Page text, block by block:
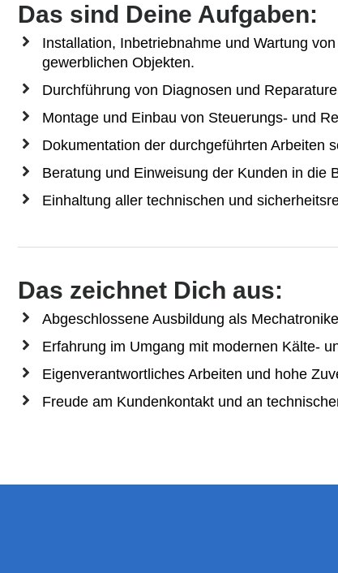
Das sind Deine Aufgaben:
Installation, Inbetriebnahme und Wartung
gewerblichen Objekten.
Durchführung von Diagnosen und
Montage und Einbau von Steuerungs- und
Dokumentation der durchgeführten Arbeiten
Beratung und Einweisung der Kunden in die
Einhaltung aller technischen und
Das zeichnet Dich aus:
Abgeschlossene Ausbildung als
Erfahrung im Umgang mit modernen Kälte-
Eigenverantwortliches Arbeiten und hohe
Freude am Kundenkontakt und an